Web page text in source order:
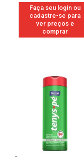
Faça seu login ou
cadastre-se para
ver preços e
comprar